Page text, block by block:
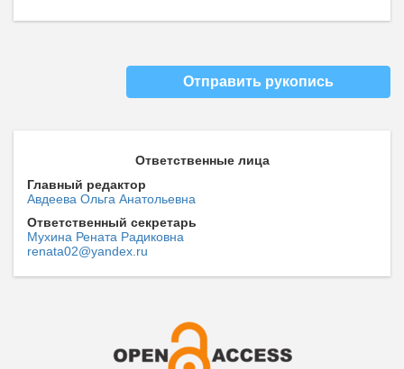
Отправить рукопись
Ответственные лица
Главный редактор
Авдеева Ольга Анатольевна
Ответственный секретарь
Мухина Рената Радиковна
renata02@yandex.ru